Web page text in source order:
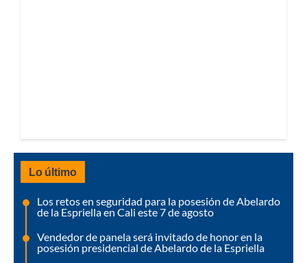
Lo último
Los retos en seguridad para la posesión de Abelardo
de la Espriella en Cali este 7 de agosto
Vendedor de panela será invitado de honor en la
posesión presidencial de Abelardo de la Espriella